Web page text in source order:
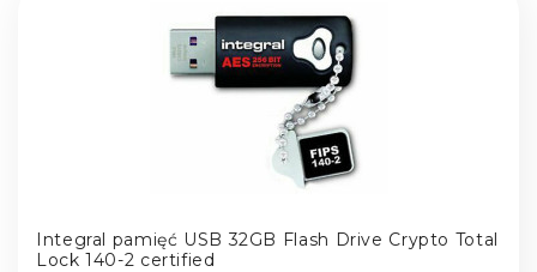
Integral pamięć USB 32GB Flash Drive Crypto Total
Lock 140-2 certified